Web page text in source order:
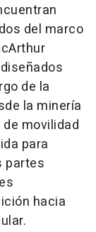
del marco
de la
la minería
movilidad
para
partes
hacia